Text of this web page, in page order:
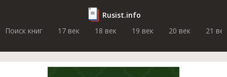
Rusist.info
Поиск книг
17 век 18 век 19 век 20 век 21 век